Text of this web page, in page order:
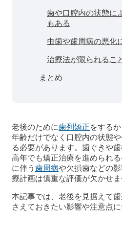
歯や口腔内の状態に
もある
虫歯や歯周病の悪化
治療法が限られるこ
まとめ
老後のために歯列矯正をする
年齢だけでなく口腔内の状態
る必要があります。歯ぐきや
高年でも矯正治療を進められ
に伴う 歯周病や欠損歯などの
療計画は慎重な評価が欠かせま
本記事では、老後を見据えて
さえておきたい影響や注意点に